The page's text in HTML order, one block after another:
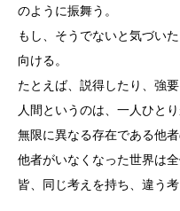
のように振舞う。
もし、そうでないと気づい
向ける。
たとえば、説得したり、強要
人間というのは、一人ひと
無限に異なる存在である他
他者がいなくなった世界は全
皆、同じ考えを持ち、違う